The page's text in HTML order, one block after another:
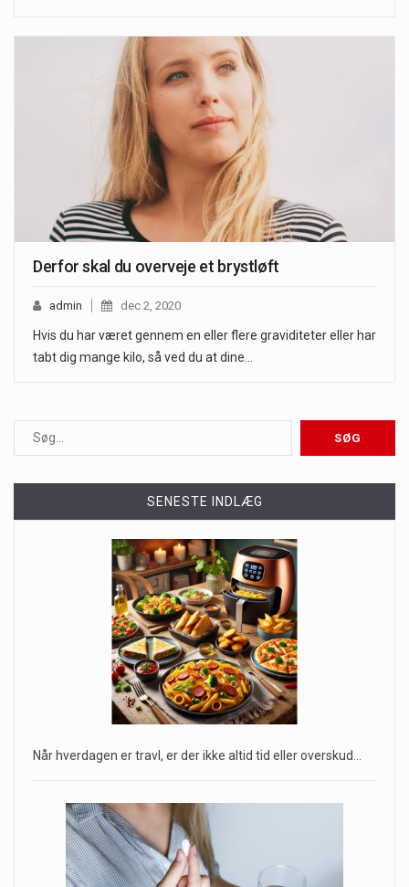
Derfor skal du overveje et brystløft
admin dec 2, 2020
Hvis du har været gennem en eller flere graviditeter eller har
tabt dig mange kilo, så ved du at dine…
SENESTE INDLÆG
Når hverdagen er travl, er der ikke altid tid eller overskud…